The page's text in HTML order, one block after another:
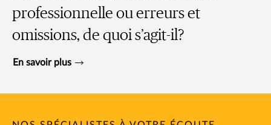
professionnelle ou erreurs et
omissions, de quoi s’agit-il?
En savoir plus